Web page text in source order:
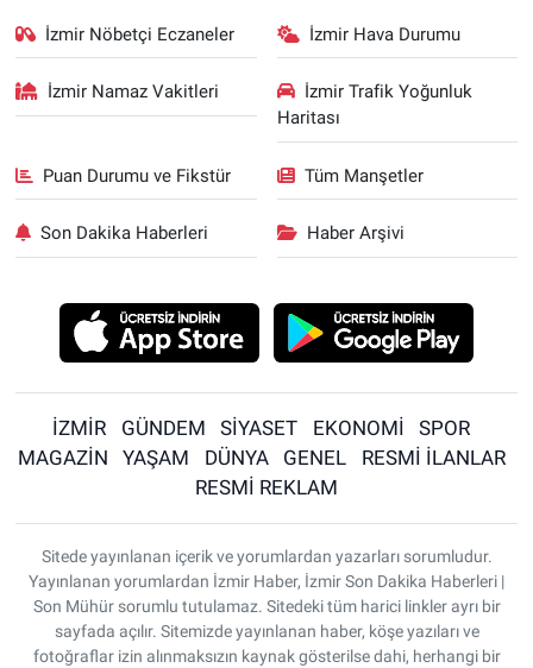
İzmir Nöbetçi Eczaneler İzmir Hava Durumu
İzmir Namaz Vakitleri
İzmir Trafik Yoğunluk
Haritası
Puan Durumu ve Fikstür Tüm Manşetler
Son Dakika Haberleri Haber Arşivi
İZMİR GÜNDEM SİYASET EKONOMİ
SPOR
MAGAZİN
YAŞAM DÜNYA GENEL
RESMİ İLANLAR
RESMİ REKLAM
Sitede yayınlanan içerik ve yorumlardan yazarları sorumludur.
Yayınlanan yorumlardan İzmir Haber, İzmir Son Dakika Haberleri |
Son Mühür sorumlu tutulamaz. Sitedeki tüm harici linkler ayrı bir
sayfada açılır. Sitemizde yayınlanan haber, köşe yazıları ve
fotoğraflar izin alınmaksızın kaynak gösterilse dahi, herhangi bir